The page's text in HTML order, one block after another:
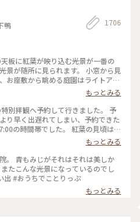
鴨
1706
板に紅葉が映り込む光景が一番の
景が随所に見られます。 小窓から見
お座敷から眺める庭園はライトアッ
観が終わり、山門をくぐって振り返
トアップされていました🍁♥️
もっとみる
別拝観へ予約して行きました。 予
り早く出遅れてしまい、予約できた
の時間帯でした。 紅葉の見頃はど
もなく。どんなふうに見えるんだろ
なってライトアップも始まった頃。
しい風景がひろがっていました✨ 新
世界✨ 皆さんお行儀よく、机で満足
に並んでいる人に代わります。 敷居
写真を撮ろうとしたら避けてくださ
も行ったのに」とブツブツ文句を
もっとみる
。 青もみじがそれはそれは美しか
たこんな光景になっているのでし
出 #おうちでことりっぷ
もっとみる